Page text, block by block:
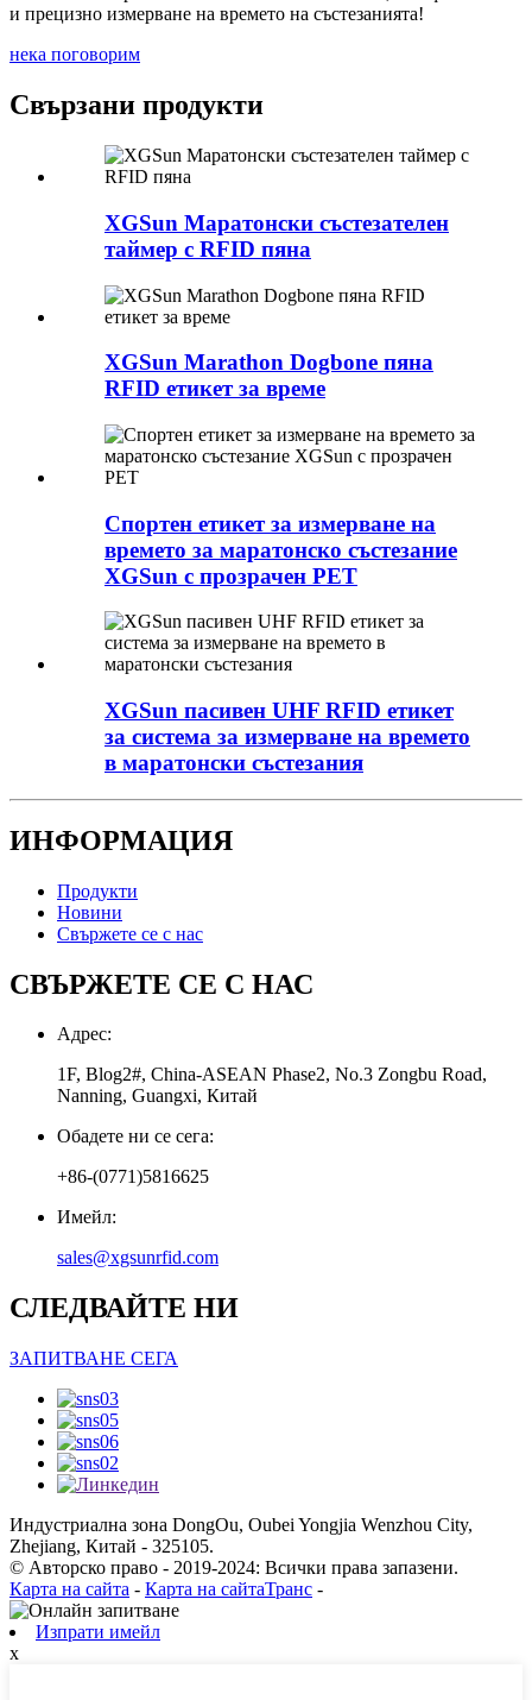
и прецизно измерване на времето на състезанията!
нека поговорим
Свързани продукти
XGSun Маратонски състезателен
таймер с RFID пяна
XGSun Marathon Dogbone пяна
RFID етикет за време
Спортен етикет за измерване на
времето за маратонско състезание
XGSun с прозрачен PET
XGSun пасивен UHF RFID етикет
за система за измерване на времето
в маратонски състезания
ИНФОРМАЦИЯ
Продукти
Новини
Свържете се с нас
СВЪРЖЕТЕ СЕ С НАС
Адрес:
1F, Blog2#, China-ASEAN Phase2, No.3 Zongbu Road,
Nanning, Guangxi, Китай
Обадете ни се сега:
+86-(0771)5816625
Имейл:
sales@xgsunrfid.com
СЛЕДВАЙТЕ НИ
ЗАПИТВАНЕ СЕГА
Индустриална зона DongOu, Oubei Yongjia Wenzhou City,
Zhejiang, Китай - 325105.
© Авторско право - 2019-2024: Всички права запазени.
Карта на сайта - Карта на сайтаТранс -
Изпрати имейл
х